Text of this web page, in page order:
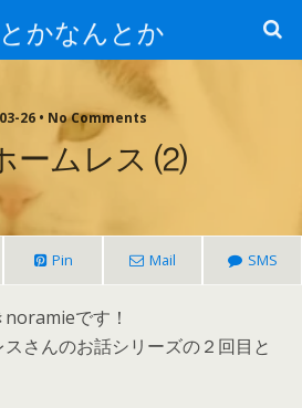
かなんとか
26 • No Comments
ームレス ⑵
Pin Mail SMS
です！
さんのお話シリーズの２回目と